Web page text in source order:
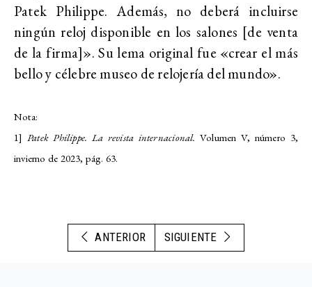
Patek Philippe. Además, no deberá incluirse
ningún reloj disponible en los salones [de venta
de la firma]». Su lema original fue «crear el más
bello y célebre museo de relojería del mundo».
Nota:
1] Patek Philippe. La revista internacional. Volumen V, número 3,
invierno de 2023, pág. 63.
ANTERIOR SIGUIENTE